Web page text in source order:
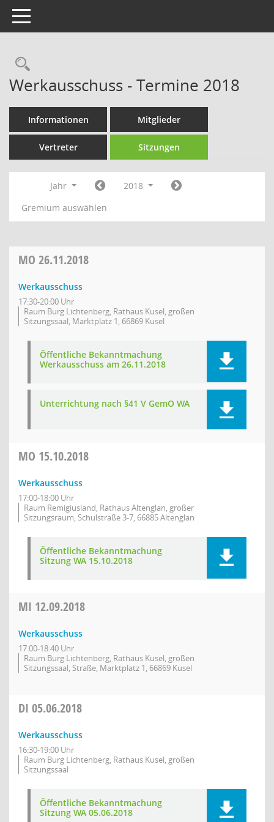
Toggle navigation
Rechercheauswahl
Werkausschuss - Termine 2018
Informationen Mitglieder
Vertreter Sitzungen
Jahr
2018
Gremium auswählen
MO 26.11.2018
Werkausschuss
17:30-20:00 Uhr
Raum Burg Lichtenberg, Rathaus Kusel, großen
Sitzungssaal, Marktplatz 1, 66869 Kusel
Öffentliche Bekanntmachung
Werkausschuss am 26.11.2018
Unterrichtung nach §41 V GemO WA
MO 15.10.2018
Werkausschuss
17:00-18:00 Uhr
Raum Remigiusland, Rathaus Altenglan, großer
Sitzungsraum, Schulstraße 3-7, 66885 Altenglan
Öffentliche Bekanntmachung
Sitzung WA 15.10.2018
MI 12.09.2018
Werkausschuss
17:00-18:40 Uhr
Raum Burg Lichtenberg, Rathaus Kusel, großen
Sitzungssaal, Straße, Marktplatz 1, 66869 Kusel
DI 05.06.2018
Werkausschuss
16:30-19:00 Uhr
Raum Burg Lichtenberg, Rathaus Kusel, großen
Sitzungssaal
Öffentliche Bekanntmachung
Sitzung WA 05.06.2018